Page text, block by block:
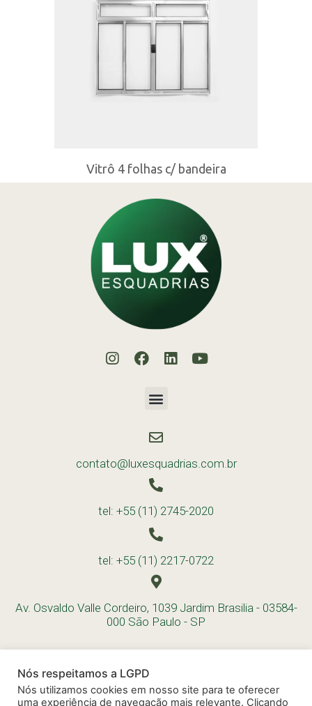
Vitrô 4 folhas c/ bandeira
contato@luxesquadrias.com.br
tel: +55 (11) 2745-2020
tel: +55 (11) 2217-0722
Av. Osvaldo Valle Cordeiro, 1039 Jardim Brasilia - 03584-
000 São Paulo - SP
Nós respeitamos a LGPD
Nós utilizamos cookies em nosso site para te oferecer
uma experiência de navegação mais relevante. Clicando